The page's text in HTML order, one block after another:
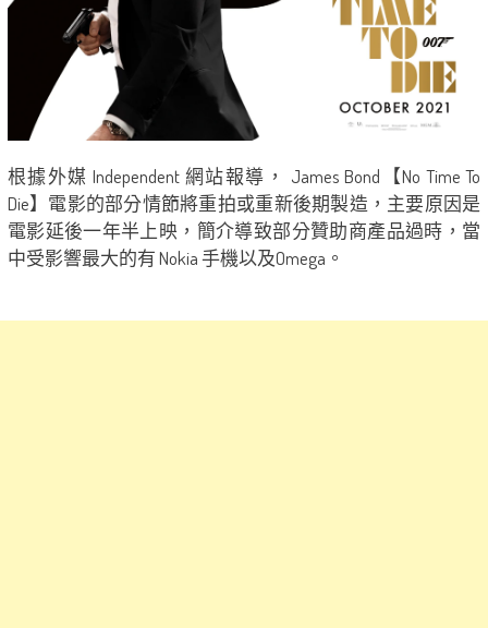
根據外媒 Independent 網站報導， James Bond【No Time To
Die】電影的部分情節將重拍或重新後期製造，主要原因是
電影延後一年半上映，簡介導致部分贊助商產品過時，當
中受影響最大的有 Nokia 手機以及Omega。